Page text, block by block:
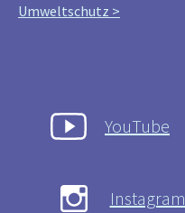
Umweltschutz >
YouTube
Instagram